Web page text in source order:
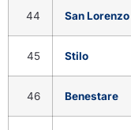
44 San Lorenzo
45 Stilo
46 Benestare